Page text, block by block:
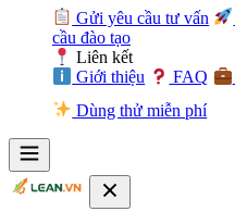
Gửi yêu cầu tư vấn
cầu đào tạo
Liên kết
Giới thiệu
FAQ
Dùng thử miễn phí